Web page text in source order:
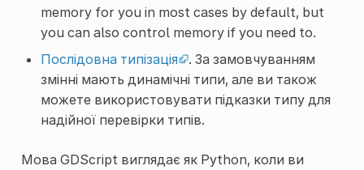
memory for you in most cases by default, but
you can also control memory if you need to.
Послідовна типізація
. За замовчуванням
змінні мають динамічні типи, але ви також
можете використовувати підказки типу для
надійної перевірки типів.
Мова GDScript виглядає як Python, коли ви